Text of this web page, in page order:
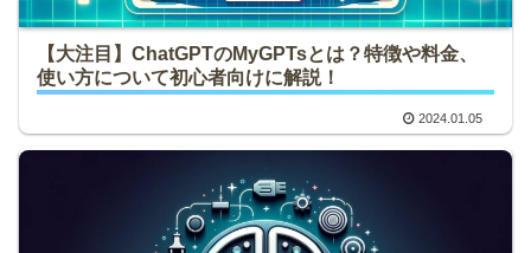
【大注目】ChatGPTのMyGPTsとは？特徴や料金、
使い方について初心者向けに解説！
2024.01.05